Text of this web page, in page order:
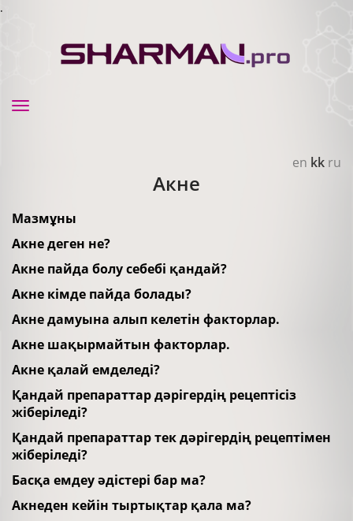
.
en kk ru
Toggle
Акне
Мазмұны
Акне деген не?
Акне пайда болу себебі қандай?
Акне кімде пайда болады?
Акне дамуына алып келетін факторлар.
Акне шақырмайтын факторлар.
Акне қалай емделеді?
Қандай препараттар дәрігердің рецептісіз
жіберіледі?
Қандай препараттар тек дәрігердің рецептімен
жіберіледі?
Басқа емдеу әдістері бар ма?
Акнеден кейін тыртықтар қала ма?